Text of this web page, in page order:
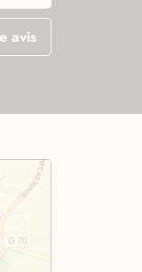
avis